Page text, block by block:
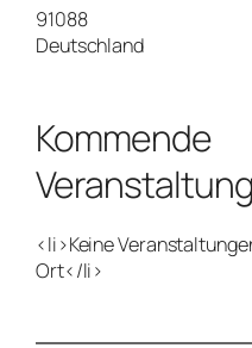
91088
Deutschland
Kommende
<li>Keine
Ort</li>